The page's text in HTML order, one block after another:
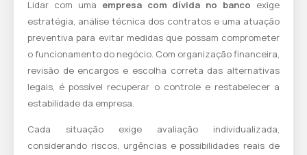
Lidar com uma empresa com dívida no banco exige
estratégia, análise técnica dos contratos e uma atuação
preventiva para evitar medidas que possam comprometer
o funcionamento do negócio. Com organização financeira,
revisão de encargos e escolha correta das alternativas
legais, é possível recuperar o controle e restabelecer a
estabilidade da empresa.
Cada situação exige avaliação individualizada,
considerando riscos, urgências e possibilidades reais de